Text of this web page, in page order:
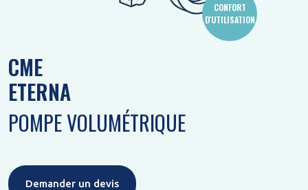
CONFORT
D'UTILISATION
CME
ETERNA
POMPE VOLUMÉTRIQUE
Demander un devis